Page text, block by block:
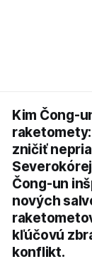
Kim Čong-
zničiť
Čong-un
nových
kľúčovú
konflikt.